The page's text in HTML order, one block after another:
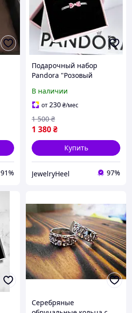
91%
Подарочный набор
Pandora "Розовый
Серьги, Кольцо Пандора
В наличии
от230₴/мес
1 380₴
1 500 ₴
Купить
JewelryHeel 97%
Серебряные